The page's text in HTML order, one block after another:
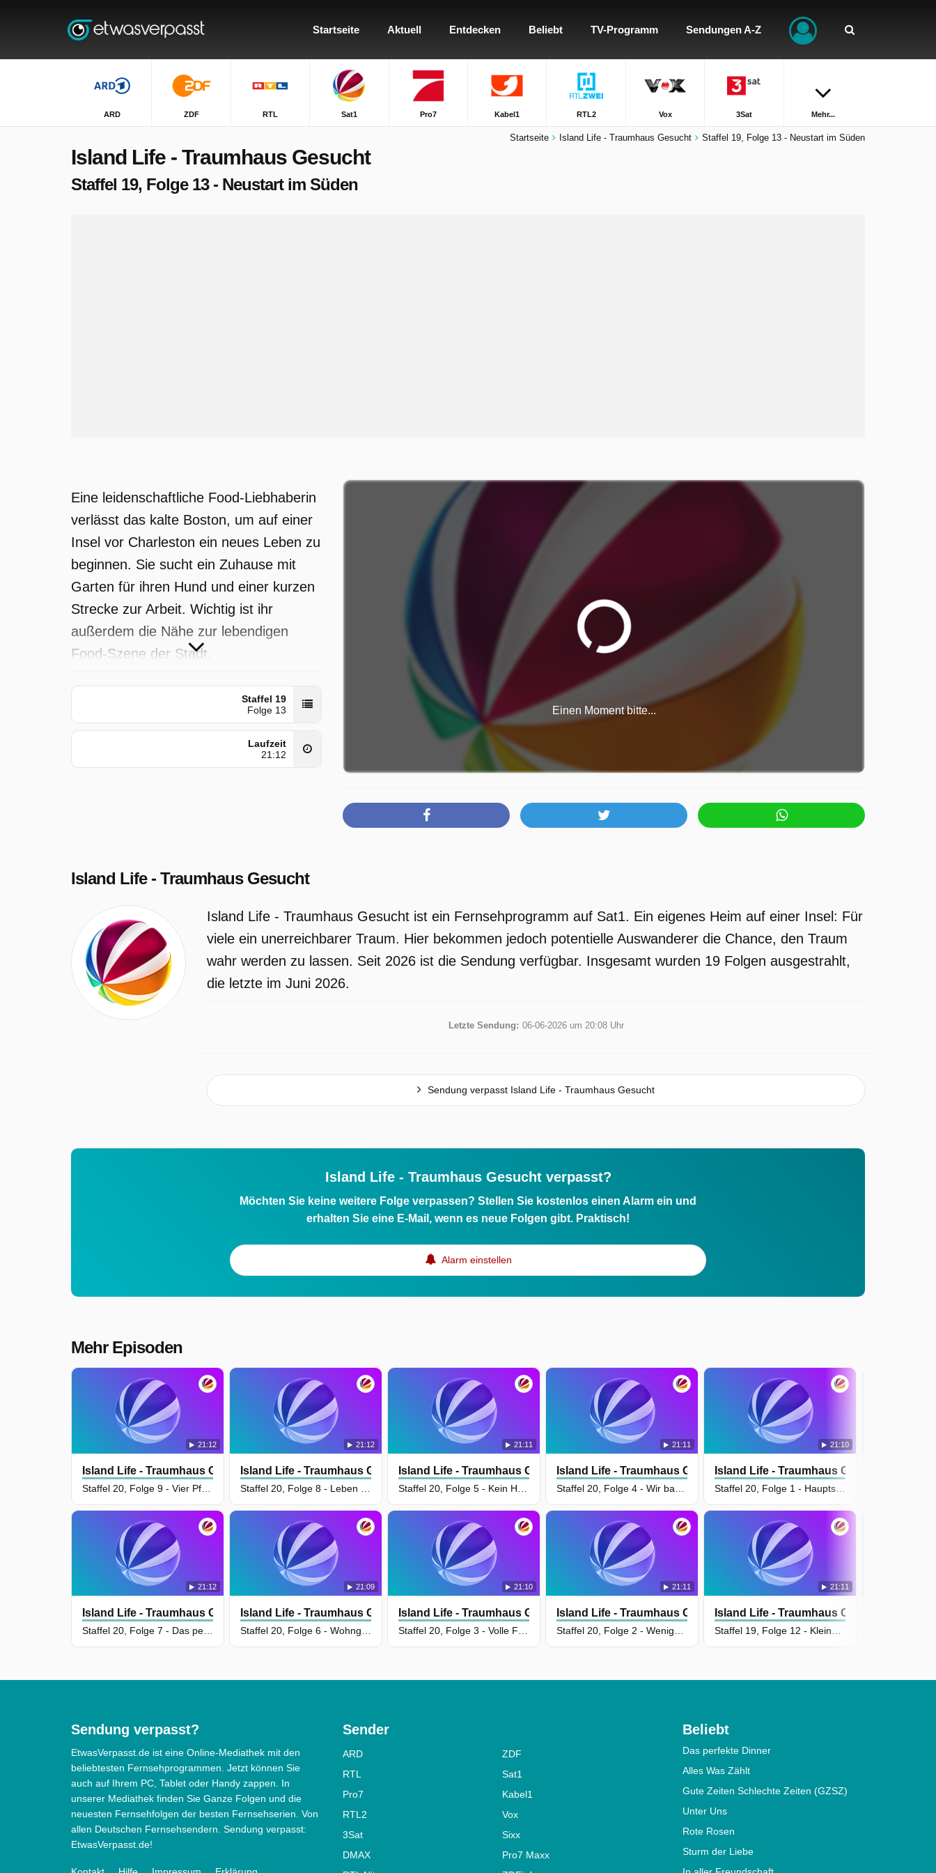
Startseite Aktuell Entdecken Beliebt TV-Programm Sendungen A-Z
ARD ZDF RTL Sat1 Pro7 Kabel1 RTL2 Vox 3Sat Mehr...
Startseite Island Life - Traumhaus Gesucht Staffel 19, Folge 13 - Neustart im Süden
Island Life - Traumhaus Gesucht
Staffel 19, Folge 13 - Neustart im Süden
Eine leidenschaftliche Food-Liebhaberin
verlässt das kalte Boston, um auf einer
Insel vor Charleston ein neues Leben zu
beginnen. Sie sucht ein Zuhause mit
Garten für ihren Hund und einer kurzen
Strecke zur Arbeit. Wichtig ist ihr
außerdem die Nähe zur lebendigen
Food-Szene der Stadt.
Island Life - Traumhaus Gesucht wurde
auf Sat1 ausgestrahlt am Samstag 25
April 2026, 20:09 Uhr.
Staffel 19
Folge 13
Laufzeit
21:12
Einen Moment bitte...
Island Life - Traumhaus Gesucht
Island Life - Traumhaus Gesucht ist ein Fernsehprogramm auf Sat1. Ein eigenes Heim auf einer Insel: Für
viele ein unerreichbarer Traum. Hier bekommen jedoch potentielle Auswanderer die Chance, den Traum
wahr werden zu lassen. Seit 2026 ist die Sendung verfügbar. Insgesamt wurden 19 Folgen ausgestrahlt,
die letzte im Juni 2026.
Letzte Sendung: 06-06-2026 um 20:08 Uhr
Sendung verpasst Island Life - Traumhaus Gesucht
Island Life - Traumhaus Gesucht verpasst?
Möchten Sie keine weitere Folge verpassen? Stellen Sie kostenlos einen Alarm ein und
erhalten Sie eine E-Mail, wenn es neue Folgen gibt. Praktisch!
Alarm einstellen
Mehr Episoden
21:12
Island Life - Traumhaus Gesucht
21:12
Island Life - Traumhaus Gesucht
21:12
Island Life - Traumhaus Gesucht
21:09
Island Life - Traumhaus Gesucht
21:11
Island Life - Traumhaus Gesucht
21:11
Island Life - Traumhaus Gesucht
21:10
Island Life - Traumhaus Gesucht
21:11
Island Life - Traumhaus Gesucht
21:10
Island Life - Traumhaus Gesucht
21:11
Island Life - Traumhaus Gesucht
Sendung verpasst?
EtwasVerpasst.de ist eine Online-Mediathek mit den
beliebtesten Fernsehprogrammen. Jetzt können Sie
auch auf Ihrem PC, Tablet oder Handy zappen. In
unserer Mediathek finden Sie Ganze Folgen und die
neuesten Fernsehfolgen der besten Fernsehserien. Von
allen Deutschen Fernsehsendern. Sendung verpasst:
EtwasVerpasst.de!
Sender
ARD
ZDF
RTL
Sat1
Pro7
Kabel1
RTL2
Vox
3Sat
Sixx
DMAX
Pro7 Maxx
Beliebt
Das perfekte Dinner
Alles Was Zählt
Gute Zeiten Schlechte Zeiten (GZSZ)
Unter Uns
Rote Rosen
Sturm der Liebe